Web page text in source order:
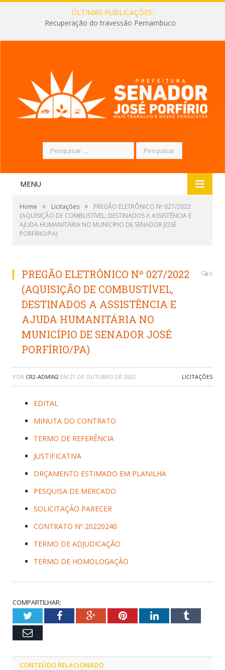
ÚLTIMAS PUBLICAÇÕES:
Recuperação do travessão Pernambuco
Pesquisar
por:
MENU
Home » Licitações »
PREGÃO ELETRÔNICO Nº 027/2022
(AQUISIÇÃO DE COMBUSTÍVEL, DESTINADOS A ASSISTÊNCIA E
AJUDA HUMANITÁRIA NO MUNICÍPIO DE SENADOR JOSÉ
PORFÍRIO/PA)
PREGÃO ELETRÔNICO Nº 027/2022
(AQUISIÇÃO DE COMBUSTÍVEL,
DESTINADOS A ASSISTÊNCIA E
AJUDA HUMANITÁRIA NO
MUNICÍPIO DE SENADOR JOSÉ
PORFÍRIO/PA)
0
POR CR2-ADMIN2 EM 21 DE OUTUBRO DE 2022 LICITAÇÕES
EDITAL
MINUTA DO CONTRATO
TERMO DE REFERÊNCIA
JUSTIFICATIVA
ORÇAMENTO ESTIMADO EM PLANILHA
PESQUISA DE MERCADO
SOLICITAÇÃO PARECER
CONTRATO Nº 20220240
TERMO DE ADJUDICAÇÃO
TERMO DE HOMOLOGAÇÃO
COMPARTILHAR:
TwitterFacebookGoogle+PinterestLinkedInTumblr
Email
CONTEÚDO RELACIONADO